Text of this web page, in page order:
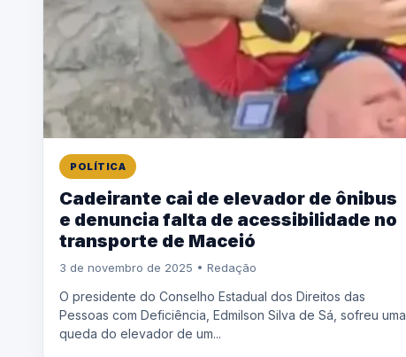
POLÍTICA
Cadeirante cai de elevador de ônibus
e denuncia falta de acessibilidade no
transporte de Maceió
3 de novembro de 2025 • Redação
O presidente do Conselho Estadual dos Direitos das
Pessoas com Deficiência, Edmilson Silva de Sá, sofreu uma
queda do elevador de um...